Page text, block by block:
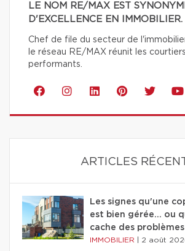
LE NOM RE/MAX EST
D'EXCELLENCE EN IMMOBILIER.
Chef de file du secteur de
le réseau RE/MAX réunit les
performants.
ARTICLES
Les signes qu'une
est bien gérée… ou
cache des problèmes
IMMOBILIER 2 août